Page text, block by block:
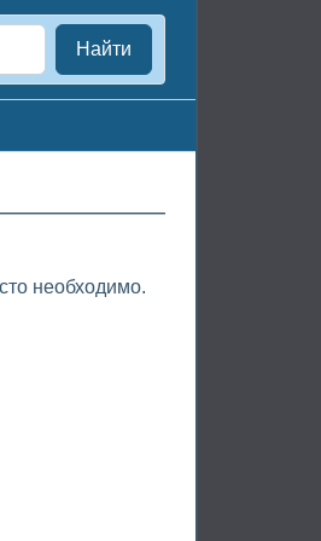
Найти
необходимо.